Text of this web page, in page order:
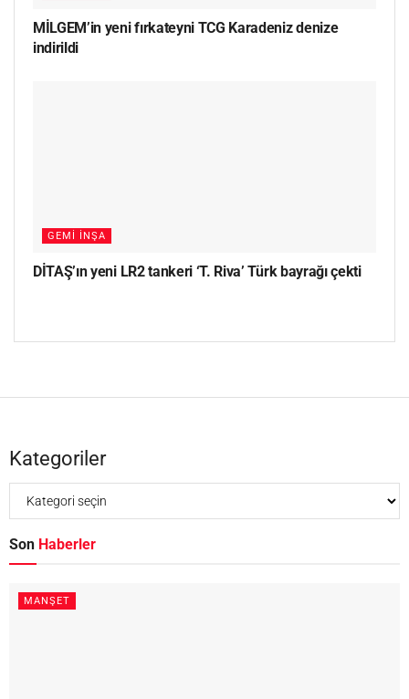
MİLGEM’in yeni fırkateyni TCG Karadeniz denize
indirildi
GEMI İNŞA
DİTAŞ’ın yeni LR2 tankeri ‘T. Riva’ Türk bayrağı çekti
Kategoriler
Son Haberler
MANŞET